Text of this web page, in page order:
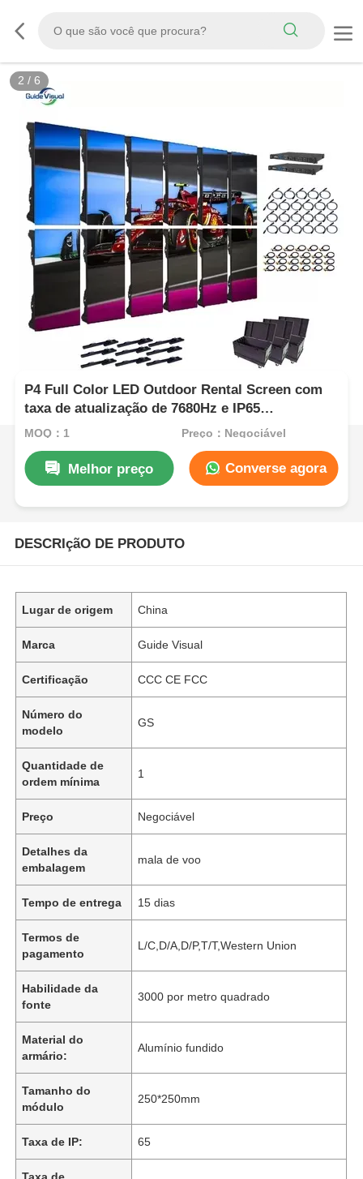
3 / 6
P4 Full Color LED Outdoor Rental Screen com
taxa de atualização de 7680Hz e IP65
impermeável para HD Video Wall Display
MOQ：1 Preço：Negociável
Melhor preço Converse agora
DESCRIçãO DE PRODUTO
Lugar de origem China
Marca Guide Visual
Certificação CCC CE FCC
Número do
modelo
GS
Quantidade de
ordem mínima
1
Preço Negociável
Detalhes da
embalagem
mala de voo
Tempo de entrega 15 dias
Termos de
pagamento
L/C,D/A,D/P,T/T,Western Union
Habilidade da
fonte
3000 por metro quadrado
Material do
armário:
Alumínio fundido
Tamanho do
módulo
250*250mm
Taxa de IP: 65
Taxa de